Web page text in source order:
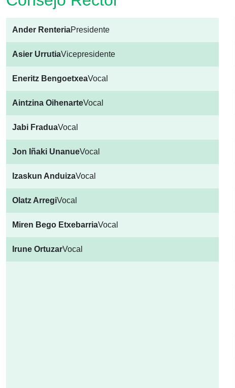
Ander RenteriaPresidente
Asier UrrutiaVicepresidente
Eneritz BengoetxeaVocal
Aintzina OihenarteVocal
Jabi FraduaVocal
Jon Iñaki UnanueVocal
Izaskun AnduizaVocal
Olatz ArregiVocal
Miren Bego EtxebarriaVocal
Irune OrtuzarVocal